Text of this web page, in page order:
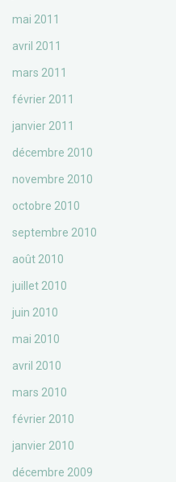
mai 2011
avril 2011
mars 2011
février 2011
janvier 2011
décembre 2010
novembre 2010
octobre 2010
septembre 2010
août 2010
juillet 2010
juin 2010
mai 2010
avril 2010
mars 2010
février 2010
janvier 2010
décembre 2009